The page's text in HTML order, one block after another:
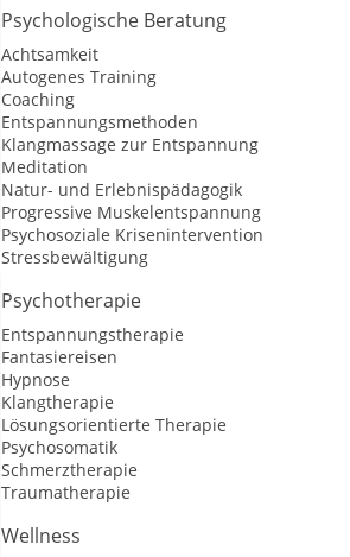
Psychologische Beratung
Achtsamkeit
Autogenes Training
Coaching
Entspannungsmethoden
Klangmassage zur Entspannung
Meditation
Natur- und Erlebnispädagogik
Progressive Muskelentspannung
Psychosoziale Krisenintervention
Stressbewältigung
Psychotherapie
Entspannungstherapie
Fantasiereisen
Hypnose
Klangtherapie
Lösungsorientierte Therapie
Psychosomatik
Schmerztherapie
Traumatherapie
Wellness